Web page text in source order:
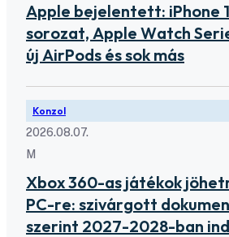
Apple bejelentett: iPhone
sorozat, Apple Watch
új AirPods és sok más
Konzol
2026.08.07.
M
Xbox 360-as játékok
PC-re: szivárgott
szerint 2027-2028-ban